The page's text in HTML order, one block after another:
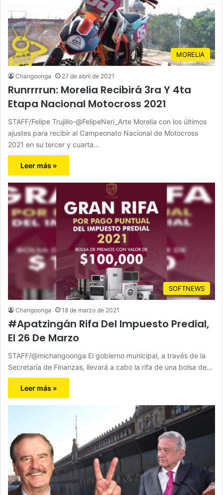
MORELIA
Changoonga 27 de abril de 2021
Runrrrrun: Morelia Recibirá 3ra Y 4ta
Etapa Nacional Motocross 2021
STAFF/Felipe Trujillo-@FelipeNeri_Arte Morelia con los últimos
ajustes para recibir al Campeonato Nacional de Motocross
2021 en su tercer y cuarta…
Leer más »
SOFTNEWS
Changoonga 18 de marzo de 2021
#Apatzingán Rifa Del Impuesto Predial,
El 26 De Marzo
STAFF/@michangoonga El gobierno municipal, a través de la
Secretaría de Finanzas, llevará a cabo la rifa de una bolsa de…
Leer más »